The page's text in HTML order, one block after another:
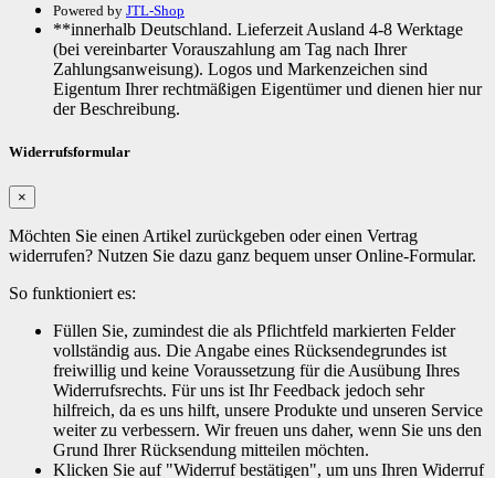
Powered by JTL-Shop
**innerhalb Deutschland. Lieferzeit Ausland 4-8 Werktage
(bei vereinbarter Vorauszahlung am Tag nach Ihrer
Zahlungsanweisung). Logos und Markenzeichen sind
Eigentum Ihrer rechtmäßigen Eigentümer und dienen hier nur
der Beschreibung.
Widerrufsformular
×
Möchten Sie einen Artikel zurückgeben oder einen Vertrag
widerrufen? Nutzen Sie dazu ganz bequem unser Online-Formular.
So funktioniert es:
Füllen Sie, zumindest die als Pflichtfeld markierten Felder
vollständig aus. Die Angabe eines Rücksendegrundes ist
freiwillig und keine Voraussetzung für die Ausübung Ihres
Widerrufsrechts. Für uns ist Ihr Feedback jedoch sehr
hilfreich, da es uns hilft, unsere Produkte und unseren Service
weiter zu verbessern. Wir freuen uns daher, wenn Sie uns den
Grund Ihrer Rücksendung mitteilen möchten.
Klicken Sie auf "Widerruf bestätigen", um uns Ihren Widerruf